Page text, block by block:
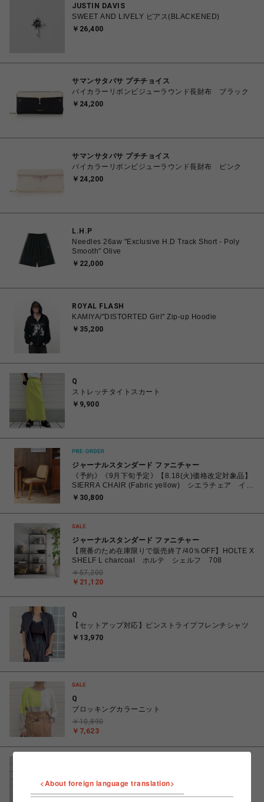
JUSTIN DAVIS
SWEET AND LIVELY ピアス(BLACKENED)
￥26,400
サマンサタバサ プチチョイス
バイカラーリボンビジューラウンド長財布 ブラック
￥24,200
サマンサタバサ プチチョイス
バイカラーリボンビジューラウンド長財布 ピンク
￥24,200
L.H.P
Needles 26aw "Exclusive H.D Track Short - Poly
Smooth" Olive
￥22,000
ROYAL FLASH
KAMIYA/"DISTORTED Girl" Zip-up Hoodie
￥35,200
Q
ストレッチタイトスカート
￥9,900
ジャーナルスタンダード ファニチャー
《予約》《9月下旬予定》【8.18(火)価格改定対象品】
SIERRA CHAIR (Fabric yellow) シエラチェア イエ
ロー 704
￥30,800
ジャーナルスタンダード ファニチャー
【廃番のため在庫限りで販売終了/40％OFF】HOLTE X
SHELF L charcoal ホルテ シェルフ 708
￥21,120
￥57,200
Q
【セットアップ対応】ピンストライプフレンチシャツ
￥13,970
Q
ブロッキングカラーニット
￥7,623
￥10,890
裾配色ニットプルオーバー
￥10,890
<About foreign language translation>